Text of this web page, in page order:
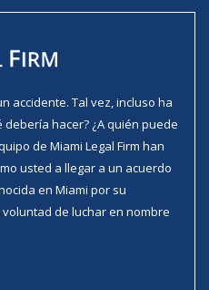
accidente. Tal vez, incluso ha
hacer? ¿A quién puede
de Miami Legal Firm han
usted a llegar a un acuerdo
en Miami por su
de luchar en nombre